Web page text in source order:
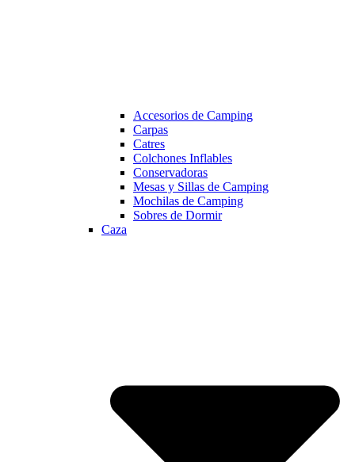
Accesorios de Camping
Carpas
Catres
Colchones Inflables
Conservadoras
Mesas y Sillas de Camping
Mochilas de Camping
Sobres de Dormir
Caza